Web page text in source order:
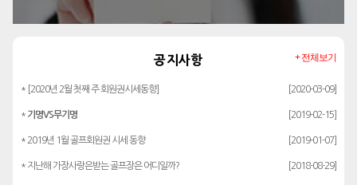
공지사항
* [2020년 2월 첫째 주 회원권시세동향] [2020-03-09]
* 기명VS무기명 [2019-02-15]
* 2019년 1월 골프회원권 시세 동향 [2019-01-07]
* 지난해 가장사랑은받는 골프장은 어디일까? [2018-08-29]
+ 전체보기